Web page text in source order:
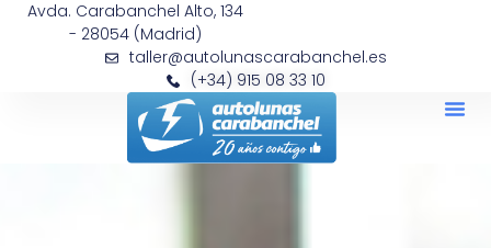
Avda. Carabanchel Alto, 134
- 28054 (Madrid)
taller@autolunascarabanchel.es
(+34) 915 08 33 10